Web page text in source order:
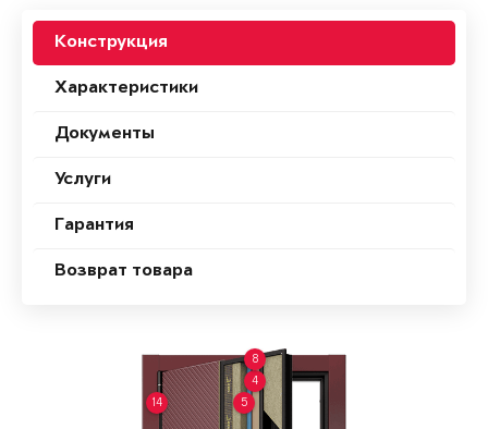
Конструкция
Характеристики
Документы
Услуги
Гарантия
Возврат товара
4
5
8
14